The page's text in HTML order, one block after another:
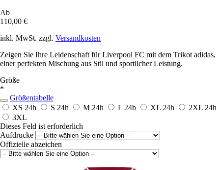
Ab
110,00 €
inkl. MwSt. zzgl. Versandkosten
Zeigen Sie Ihre Leidenschaft für Liverpool FC mit dem Trikot adidas,
einer perfekten Mischung aus Stil und sportlicher Leistung.
Größe
*
Größentabelle
XS 24h S 24h M 24h L 24h XL 24h 2XL 24h
3XL
Dieses Feld ist erforderlich
Aufdrucke
Offizielle abzeichen